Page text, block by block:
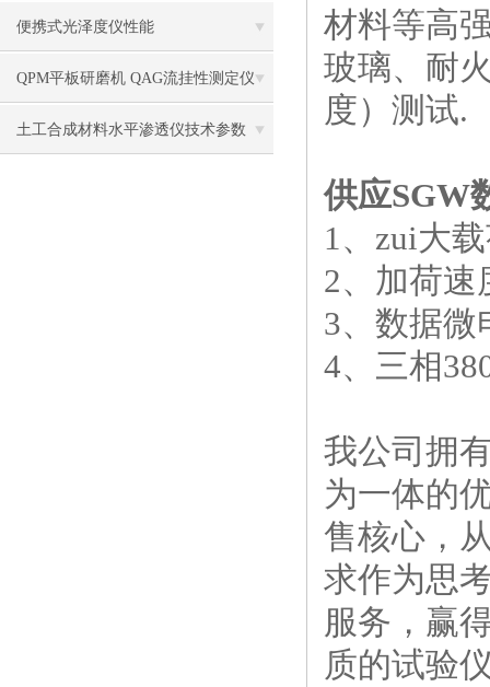
便携式光泽度仪性能
QPM平板研磨机 QAG流挂性测定仪
厚漆腻子稠度测定仪
土工合成材料水平渗透仪技术参数
材料等高
玻璃、耐
度）测试.
供应SGW
1、zui大
2、加荷速
3、数据微
4、三相
我公司拥
为一体的
售核心，
求作为思
服务，赢
质的试验